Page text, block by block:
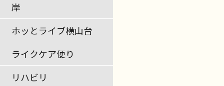
岸
ホッとライブ横山台
ライクケア便り
リハビリ